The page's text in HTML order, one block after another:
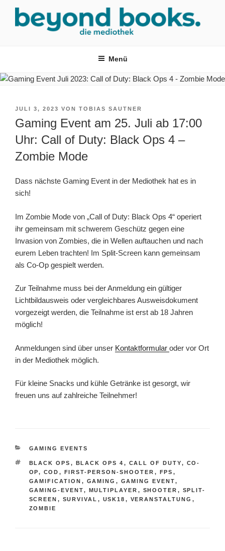
springen
Menü
VERÖFFENTLICHT
AM
JULI 3, 2023 VON TOBIAS SAUTNER
Gaming Event am 25. Juli ab 17:00
Uhr: Call of Duty: Black Ops 4 –
Zombie Mode
Dass nächste Gaming Event in der Mediothek hat es in
sich!
Im Zombie Mode von „Call of Duty: Black Ops 4“ operiert
ihr gemeinsam mit schwerem Geschütz gegen eine
Invasion von Zombies, die in Wellen auftauchen und nach
eurem Leben trachten! Im Split-Screen kann gemeinsam
als Co-Op gespielt werden.
Zur Teilnahme muss bei der Anmeldung ein gültiger
Lichtbildausweis oder vergleichbares Ausweisdokument
vorgezeigt werden, die Teilnahme ist erst ab 18 Jahren
möglich!
Anmeldungen sind über unser Kontaktformular oder vor Ort
in der Mediothek möglich.
Für kleine Snacks und kühle Getränke ist gesorgt, wir
freuen uns auf zahlreiche Teilnehmer!
KATEGORIEN
GAMING EVENTS
SCHLAGWÖRTER
BLACK OPS , BLACK OPS 4 , CALL OF DUTY, CO-
OP, COD , FIRST-PERSON-SHOOTER , FPS ,
GAMIFICATION , GAMING , GAMING EVENT,
GAMING-EVENT, MULTIPLAYER , SHOOTER , SPLIT-
SCREEN , SURVIVAL , USK18 , VERANSTALTUNG ,
ZOMBIE